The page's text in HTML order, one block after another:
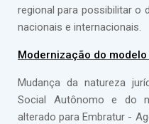
regional para possibilitar o
nacionais e internacionais.
Modernização do
Mudança da natureza
Social Autônomo e do
alterado para Embratur -